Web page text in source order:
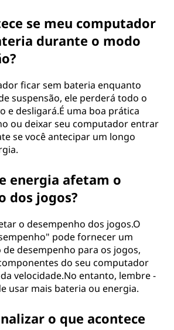
se meu computador
durante o modo
ficar sem bateria enquanto
suspensão, ele perderá todo o
e desligará.É uma boa prática
ou deixar seu computador entrar
se você antecipar um longo
energia afetam o
dos jogos?
o desempenho dos jogos.O
pode fornecer um
desempenho para os jogos,
do seu computador
velocidade.No entanto, lembre -
usar mais bateria ou energia.
o que acontece